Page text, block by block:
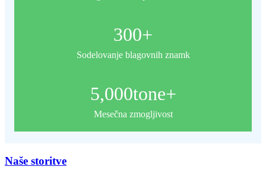
300+
Sodelovanje blagovnih znamk
5,000tone+
Mesečna zmogljivost
Naše storitve